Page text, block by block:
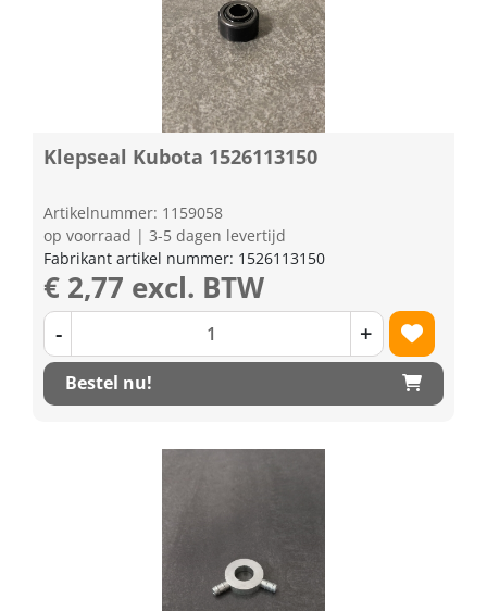
Klepseal Kubota 1526113150
Artikelnummer: 1159058
op voorraad | 3-5 dagen levertijd
Fabrikant artikel nummer: 1526113150
€ 2,77 excl. BTW
- +
Bestel nu!